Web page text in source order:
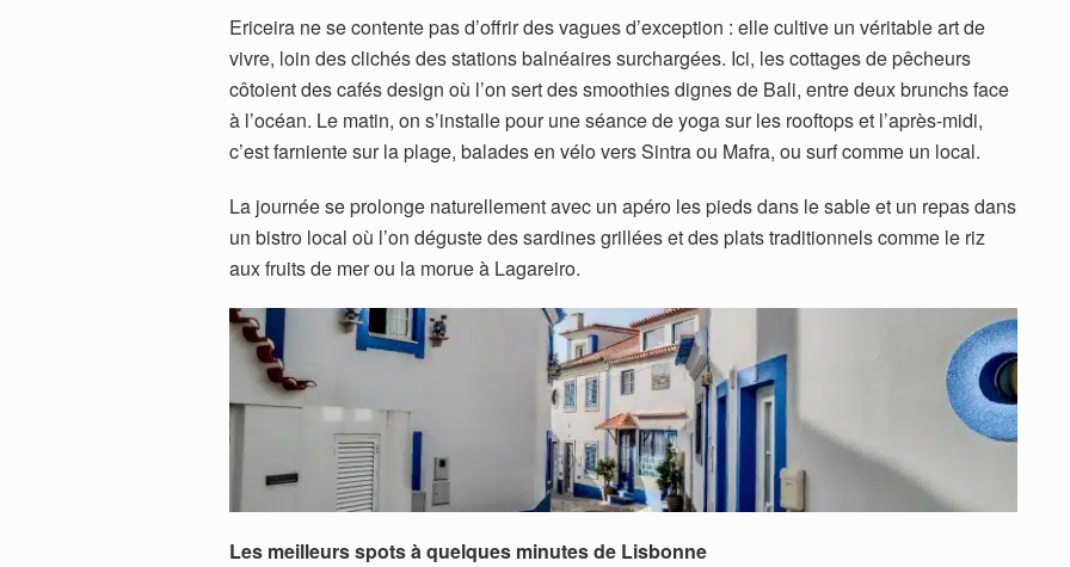
Ericeira ne se contente pas d’offrir des vagues d’exception : elle cultive un véritable art de
vivre, loin des clichés des stations balnéaires surchargées. Ici, les cottages de pêcheurs
côtoient des cafés design où l’on sert des smoothies dignes de Bali, entre deux brunchs face
à l’océan. Le matin, on s’installe pour une séance de yoga sur les rooftops et l’après-midi,
c’est farniente sur la plage, balades en vélo vers Sintra ou Mafra, ou surf comme un local.
La journée se prolonge naturellement avec un apéro les pieds dans le sable et un repas dans
un bistro local où l’on déguste des sardines grillées et des plats traditionnels comme le riz
aux fruits de mer ou la morue à Lagareiro.
Les meilleurs spots à quelques minutes de Lisbonne